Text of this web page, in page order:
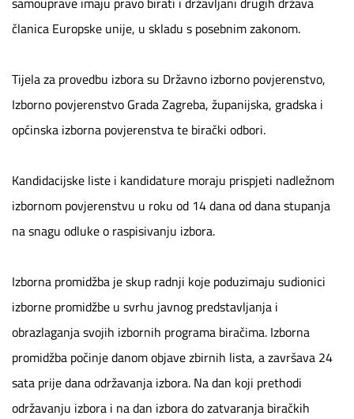
članica Europske unije, u skladu s posebnim zakonom.
Tijela za provedbu izbora su Državno izborno povjerenstvo,
Izborno povjerenstvo Grada Zagreba, županijska, gradska i
općinska izborna povjerenstva te birački odbori.
Kandidacijske liste i kandidature moraju prispjeti nadležnom
izbornom povjerenstvu u roku od 14 dana od dana stupanja
na snagu odluke o raspisivanju izbora.
Izborna promidžba je skup radnji koje poduzimaju sudionici
izborne promidžbe u svrhu javnog predstavljanja i
obrazlaganja svojih izbornih programa biračima. Izborna
promidžba počinje danom objave zbirnih lista, a završava 24
sata prije dana održavanja izbora. Na dan koji prethodi
održavanju izbora i na dan izbora do zatvaranja biračkih